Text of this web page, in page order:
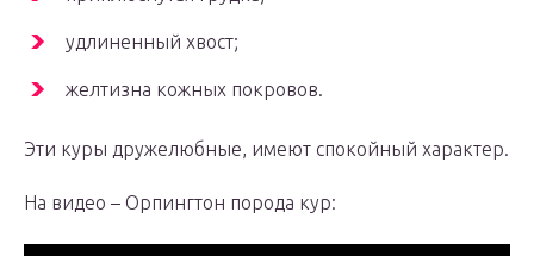
удлиненный хвост;
желтизна кожных покровов.
Эти куры дружелюбные, имеют спокойный характер.
На видео – Орпингтон порода кур: